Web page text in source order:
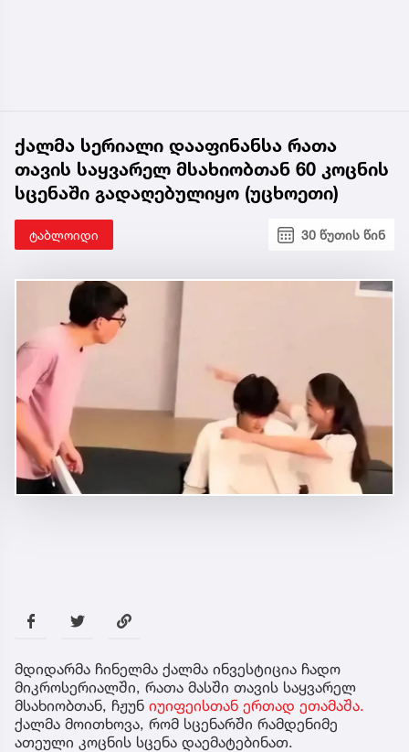
ქალმა სერიალი დააფინანსა რათა
თავის საყვარელ მსახიობთან 60 კოცნის
სცენაში გადაღებულიყო (უცხოეთი)
ტაბლოიდი 30 წუთის წინ
მდიდარმა ჩინელმა ქალმა ინვესტიცია ჩადო
მიკროსერიალში, რათა მასში თავის საყვარელ
მსახიობთან, ჩჟუნ იუიფეისთან ერთად ეთამაშა.
ქალმა მოითხოვა, რომ სცენარში რამდენიმე
ათეული კოცნის სცენა დაემატებინათ.